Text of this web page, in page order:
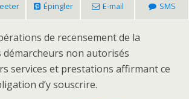
Épingler E-mail SMS
de recensement de la
non autorisés
services et prestations affirmant ce
d’y souscrire.